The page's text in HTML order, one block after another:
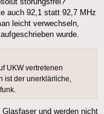
auch 92,1 statt 92,7 MHz
leicht verwechseln,
wurde.
UKW vertretenen
ist der unerklärliche,
und werden nicht